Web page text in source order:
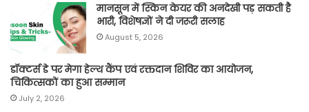
मानसून में स्किन केयर की अनदेखी पड़ सकती है
भारी, विशेषज्ञों ने दी जरूरी सलाह
August 5, 2026
डॉक्टर्स डे पर मेगा हेल्थ कैंप एवं रक्तदान शिविर का आयोजन,
चिकित्सकों का हुआ सम्मान
July 2, 2026